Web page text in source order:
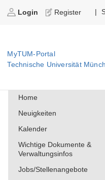
Login Register |
MyTUM-Portal
Technische Universität
Home
Neuigkeiten
Kalender
Wichtige Dokumente &
Verwaltungsinfos
Jobs/Stellenangebote